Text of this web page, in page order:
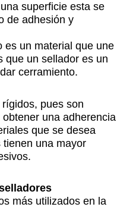
superficie esta se
de adhesión y
es un material que une
que un sellador es un
cerramiento.
pues son
una adherencia
que se desea
tienen una mayor
más utilizados en la